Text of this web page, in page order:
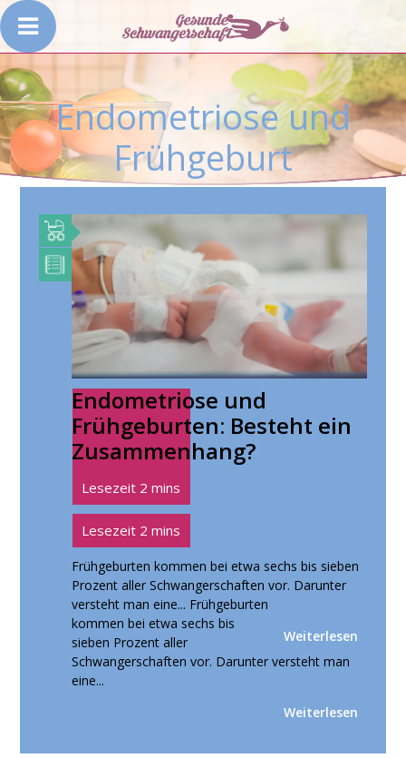
Endometriose und
Frühgeburt
Endometriose und
Frühgeburten: Besteht ein
Zusammenhang?
Frühgeburten kommen bei etwa sechs bis sieben
Prozent aller Schwangerschaften vor. Darunter
versteht man eine...
Weiterlesen
Frühgeburten
kommen bei etwa sechs bis
sieben Prozent aller
Schwangerschaften vor. Darunter versteht man
eine...
Weiterlesen